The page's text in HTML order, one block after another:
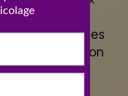
lingettes et
déchets solides
Consommation
électrique